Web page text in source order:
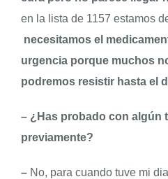
en la lista de 1157 estamos
necesitamos el
urgencia porque muchos
podremos resistir hasta el
– ¿Has probado con algún
previamente?
– No, para cuando tuve mi